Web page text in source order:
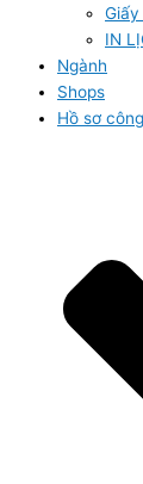
IN
Ngành
Shops
Hồ sơ